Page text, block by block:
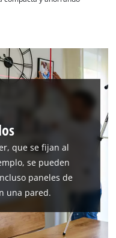
consentimiento para
Google Maps!
to load due
not disclosed to the
owner needs to setup
to add this content
used.
Consent
Platform
que se fijan al
se pueden
paneles de
una pared.